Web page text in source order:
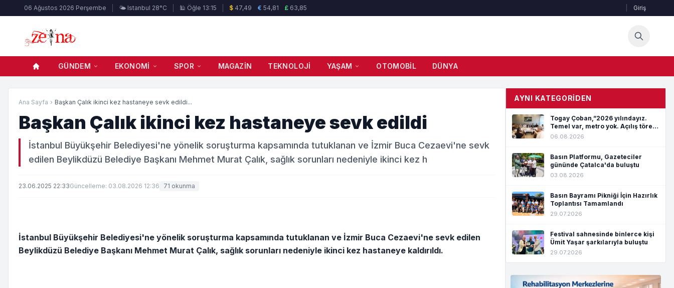
06 Ağustos 2026 Perşembe 🌤️ Istanbul 28°C 🕌 Öğle 13:15 $ 47,49 € 54,81 £ 63,85 Giriş
GÜNDEM EKONOMI SPOR MAGAZIN TEKNOLOJI YAŞAM OTOMOBIL DÜNYA
Ana Sayfa › Başkan Çalık ikinci kez hastaneye sevk edildi...
Başkan Çalık ikinci kez hastaneye sevk edildi
İstanbul Büyükşehir Belediyesi'ne yönelik soruşturma kapsamında tutuklanan ve İzmir Buca Cezaevi'ne sevk
edilen Beylikdüzü Belediye Başkanı Mehmet Murat Çalık, sağlık sorunları nedeniyle ikinci kez h
23.06.2025 22:33Güncelleme: 03.08.2026 12:36 71 okunma
İstanbul Büyükşehir Belediyesi'ne yönelik soruşturma kapsamında tutuklanan ve İzmir Buca Cezaevi'ne sevk edilen
Beylikdüzü Belediye Başkanı Mehmet Murat Çalık, sağlık sorunları nedeniyle ikinci kez hastaneye kaldırıldı.
AYNI KATEGORIDEN
Togay Çoban,”2026 yılındayız.
Temel var, metro yok. Açılış töreni
var, hizmet yok”
06.08.2026
Basın Platformu, Gazeteciler
gününde Çatalca'da buluştu
03.08.2026
Basın Bayramı Pikniği İçin Hazırlık
Toplantısı Tamamlandı
29.07.2026
Festival sahnesinde binlerce kişi
Ümit Yaşar şarkılarıyla buluştu
29.07.2026